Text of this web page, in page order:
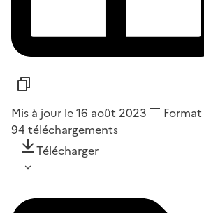
Mis à jour le 16 août 2023 Format
94 téléchargements
Télécharger